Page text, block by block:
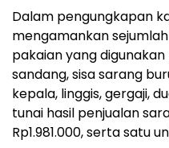
Dalam pengungkapan
mengamankan
pakaian yang
sandang, sisa sarang
kepala, linggis, gergaji,
tunai hasil penjualan
Rp1.981.000, serta satu